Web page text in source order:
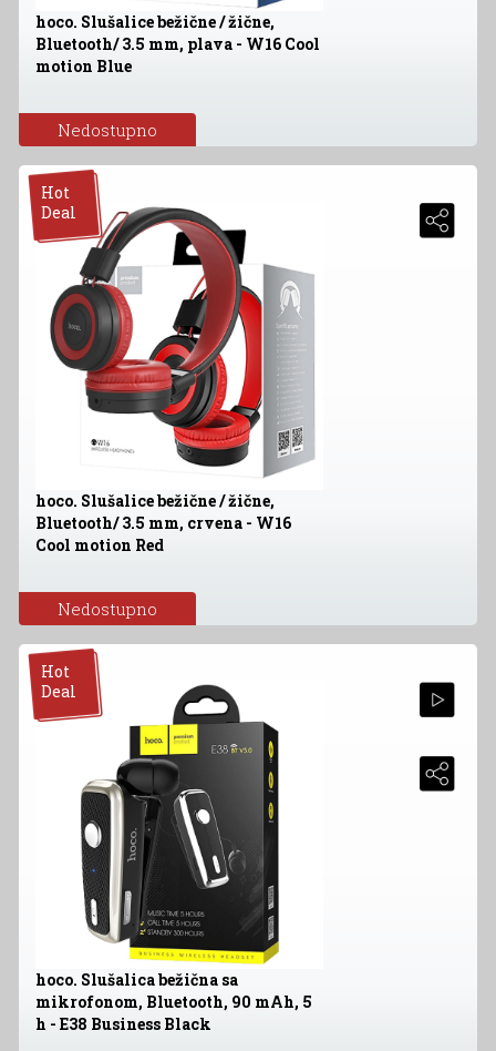
hoco. Slušalice bežične / žične,
Bluetooth/ 3.5 mm, plava - W16 Cool
motion Blue
Nedostupno
Hot
Deal
hoco. Slušalice bežične / žične,
Bluetooth/ 3.5 mm, crvena - W16
Cool motion Red
Nedostupno
Hot
Deal
hoco. Slušalica bežična sa
mikrofonom, Bluetooth, 90 mAh, 5
h - E38 Business Black